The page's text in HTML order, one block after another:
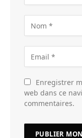
Enregistrer
web dans ce
commentaires.